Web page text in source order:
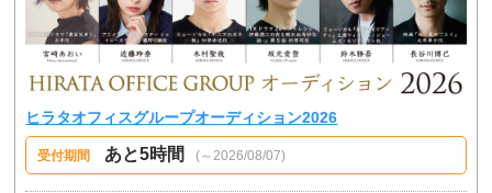
ヒラタオフィスグループオーディション2026
受付期間 あと5時間 (～2026/08/07)